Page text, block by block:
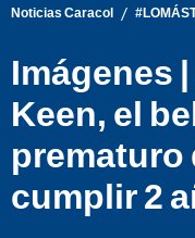
Noticias Caracol /
Imágenes
Keen, el
prematuro
cumplir 2